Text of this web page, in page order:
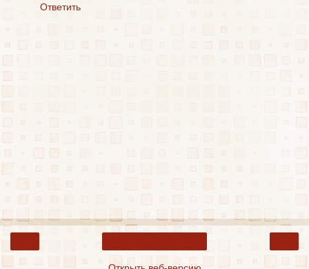
Ответить